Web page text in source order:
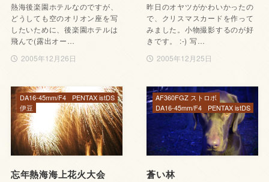
熱海後楽園ホテルなのですが、
どうしても空のオリオン座を写
したいために、後楽園ホテルは
飛んで(露出オー…
2005年12月26日
昨日のオヤツがかわいかったの
で、クリスマスカードを作って
みました。小物撮影するのが好
きです。 :-) 写…
2005年12月25日
忘年熱海海上花火大会
DA16-45mm/F4
PENTAX istDS
伊豆
蒼い林
AF360FGZ ストロボ
DA16-45mm/F4
PENTAX istDS